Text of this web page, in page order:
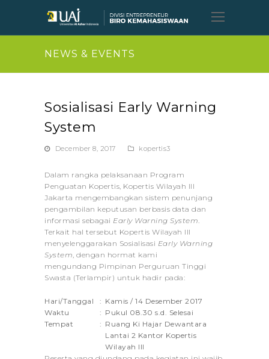
Open
Mobile
NEWS & EVENTS
Sosialisasi Early Warning
System
December 8, 2017 kopertis3
Dalam rangka pelaksanaan Program
Penguatan Kopertis, Kopertis Wilayah III
Jakarta mengembangkan sistem penunjang
pengambilan keputusan berbasis data dan
informasi sebagai Early Warning System.
Terkait hal tersebut Kopertis Wilayah III
menyelenggarakan Sosialisasi Early Warning
System, dengan hormat kami
mengundang Pimpinan Perguruan Tinggi
Swasta (Terlampir) untuk hadir pada:
Hari/Tanggal : Kamis / 14 Desember 2017
Waktu
: Pukul 08.30 s.d. Selesai
Tempat
: Ruang Ki Hajar Dewantara
Lantai 2 Kantor Kopertis
Wilayah III